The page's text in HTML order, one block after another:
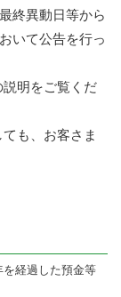
終異動日等から
いて公告を行っ
明をご覧くだ
も、お客さま
を経過した預金等